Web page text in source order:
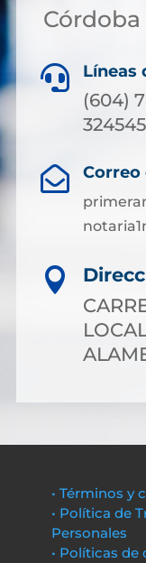
Córdoba
 Líneas
(604)
 Correo

• Términos y
• Política de
Personales
• Políticas